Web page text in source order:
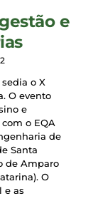
e
o X
O evento
e
o EQA
de
Santa
de Amparo
O
e as